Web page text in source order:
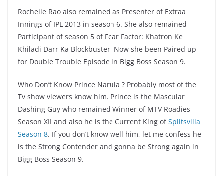
Rochelle Rao also remained as Presenter of Extraa
Innings of IPL 2013 in season 6. She also remained
Participant of season 5 of Fear Factor: Khatron Ke
Khiladi Darr Ka Blockbuster. Now she been Paired up
for Double Trouble Episode in Bigg Boss Season 9.
Who Don’t Know Prince Narula ? Probably most of the
Tv show viewers know him. Prince is the Mascular
Dashing Guy who remained Winner of MTV Roadies
Season XII and also he is the Current King ofSplitsvilla
Season 8. If you don’t know well him, let me confess he
is the Strong Contender and gonna be Strong again in
Bigg Boss Season 9.